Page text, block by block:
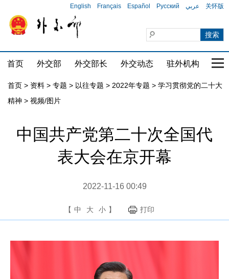
English Français Español Русский عربي 关怀版
首页 外交部 外交部长 外交动态 驻外机构 国
首页 > 资料 > 专题 > 以往专题 > 2022年专题 > 学习贯彻党的二十大
精神 > 视频/图片
中国共产党第二十次全国代
表大会在京开幕
2022-11-16 00:49
【 中 大 小 】 打印